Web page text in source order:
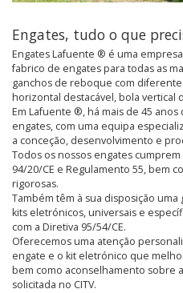
Engates, tudo o que
Engates Lafuente ® é uma
fabrico de engates para todas as
ganchos de reboque com
horizontal destacável, bola vertical
Em Lafuente ®, há mais de 45
engates, com uma equipa
a conceção, desenvolvimento e
Todos os nossos engates
94/20/CE e Regulamento 55, bem
rigorosas.
Também têm à sua disposição
kits eletrónicos, universais e
com a Diretiva 95/54/CE.
Oferecemos uma atenção
engate e o kit eletrónico que
bem como aconselhamento sobre
solicitada no CITV.